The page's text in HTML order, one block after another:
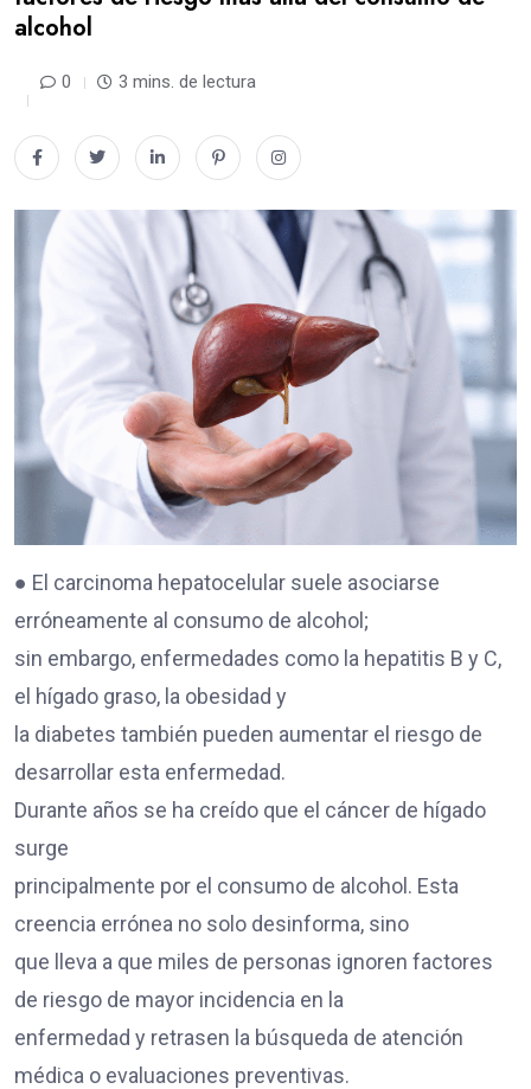
alcohol
0 3 mins. de lectura
● El carcinoma hepatocelular suele asociarse
erróneamente al consumo de alcohol;
sin embargo, enfermedades como la hepatitis B y C,
el hígado graso, la obesidad y
la diabetes también pueden aumentar el riesgo de
desarrollar esta enfermedad.
Durante años se ha creído que el cáncer de hígado
surge
principalmente por el consumo de alcohol. Esta
creencia errónea no solo desinforma, sino
que lleva a que miles de personas ignoren factores
de riesgo de mayor incidencia en la
enfermedad y retrasen la búsqueda de atención
médica o evaluaciones preventivas.